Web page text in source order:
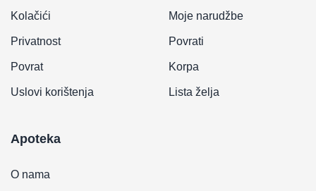
Kolačići
Privatnost
Povrat
Uslovi korištenja
Moje narudžbe
Povrati
Korpa
Lista želja
Apoteka
O nama